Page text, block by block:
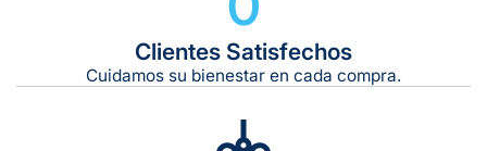
Tiempo de entrega estimado: 5 a 7 días hábiles
Gratis en compras de $599 o más
Clientes Satisfechos
Cuidamos su bienestar en cada compra.